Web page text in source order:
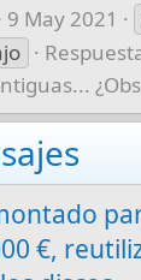
9 May 2021
€,